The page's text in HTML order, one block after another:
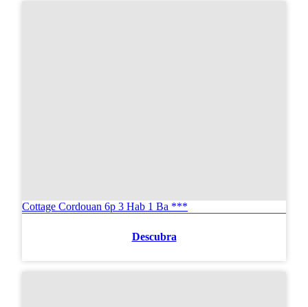
Cottage Cordouan 6p 3 Hab 1 Ba ***
Descubra